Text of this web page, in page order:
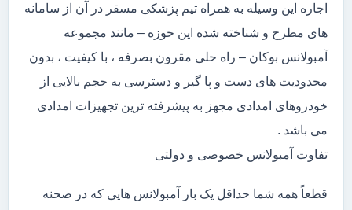
اجاره این وسیله به همراه تیم پزشکی مسقر در آن از سامانه
های مطرح و شناخته شده این حوزه – مانند مجموعه
آمبولانس بوکان – راه حلی مقرون بصرفه ، با کیفیت ، بدون
محدودیت های دست و پا گیر و دسترسی به حجم بالایی از
خودروهای امدادی مجهز به پیشرفته ترین تجهیزات امدادی
می باشد .
تفاوت آمبولانس خصوصی و دولتی
قطعاً همه شما حداقل یک بار آمبولانس هایی که در صحنه